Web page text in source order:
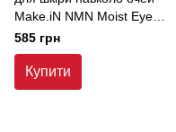
Make.iN NMN Moist Eye
Sheet , 60 шт
585 грн
Купити